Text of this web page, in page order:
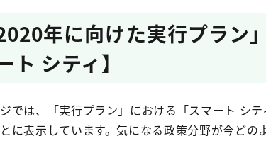
2020年に向けた実行プラン
ト シティ】
では、「実行プラン」における「スマート シ
に表示しています。気になる政策分野が今ど